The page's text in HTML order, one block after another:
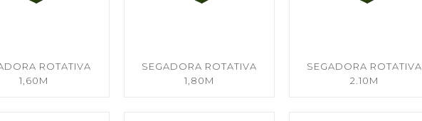
ROTATIVA
1,60M
SEGADORA ROTATIVA
1,80M
SEGADORA ROTATIVA
2.10M